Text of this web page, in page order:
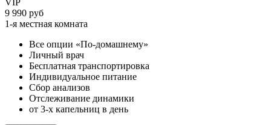
9 990 руб
1-я местная комната
Все опции «По-домашнему»
Личный врач
Бесплатная транспортировка
Индивидуальное питание
Сбор анализов
Отслеживание динамики
от 3-х капельниц в день